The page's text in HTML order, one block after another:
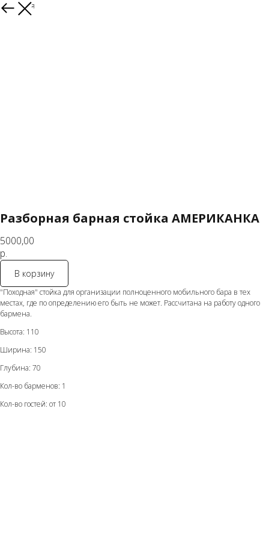
Вернуться
Разборная барная стойка АМЕРИКАНКА
5000,00
р.
В корзину
"Походная" стойка для организации полноценного мобильного бара в тех
местах, где по определению его быть не может. Рассчитана на работу одного
бармена.
Высота: 110
Ширина: 150
Глубина: 70
Кол-во барменов: 1
Кол-во гостей: от 10